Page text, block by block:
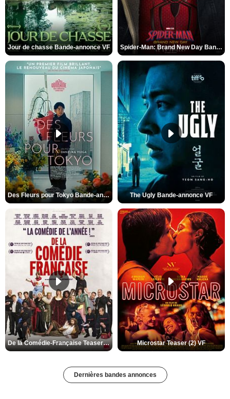
Jour de chasse Bande-annonce VF Spider-Man: Brand New Day Bande-annonce (3) VO STFR
Des Fleurs pour Tokyo Bande-annonce VO STFR The Ugly Bande-annonce VF
De la Comédie-Française Teaser (3) VF Microstar Teaser (2) VF
Dernières bandes annonces